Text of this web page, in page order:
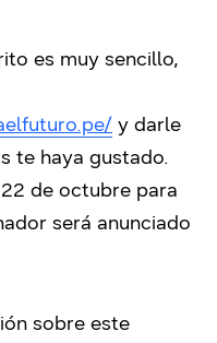
es muy sencillo,
y darle
te haya gustado.
de octubre para
será anunciado
sobre este